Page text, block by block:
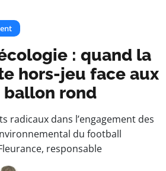
: quand la
hors-jeu face aux
rond
radicaux dans l’engagement des
du football
responsable